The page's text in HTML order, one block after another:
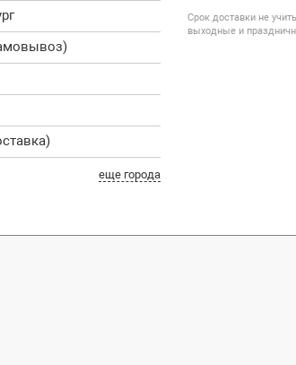
еще города
Срок доставки не
выходные и